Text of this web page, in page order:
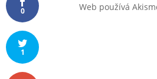
Web používá
0
1